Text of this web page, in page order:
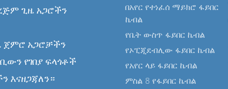
ጊዜ አጋሮችን
ጀምሮ አጋሮቻችን
የገበያ ፍላጎቶች
እናዘጋጃለን።
በአየር የተነፈሰ ማይክሮ ፋይበር
ኬብል
የቤት ውስጥ ፋይበር ኬብል
የኦፒጂደብሊው ፋይበር ኬብል
የአየር ላይ ፋይበር ኬብል
ምስል 8 የፋይበር ኬብል